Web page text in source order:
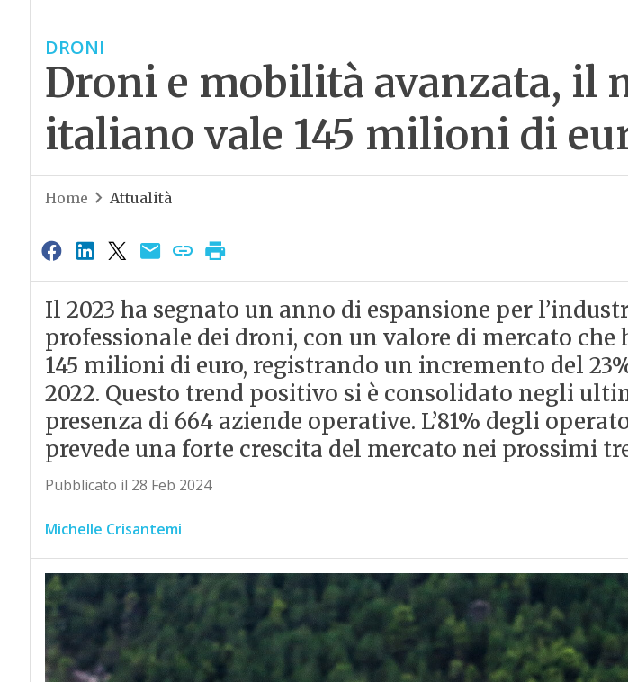
DRONI
Droni e mobilità avanzata, il
italiano vale 145 milioni di
Home Attualità
Il 2023 ha segnato un anno di espansione per
professionale dei droni, con un valore di mercato che
145 milioni di euro, registrando un incremento del
2022. Questo trend positivo si è consolidato negli
presenza di 664 aziende operative. L’81% degli
prevede una forte crescita del mercato nei prossimi
Pubblicato il 28 Feb 2024
Michelle Crisantemi